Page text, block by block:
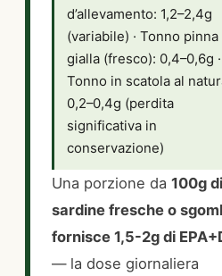
d’allevamento: 1,2–2,4g
(variabile) · Tonno pinna
gialla (fresco): 0,4–0,6g ·
Tonno in scatola al
0,2–0,4g (perdita
significativa in
conservazione)
Una porzione da 100g di
sardine fresche o
fornisce 1,5-2g di
— la dose giornaliera